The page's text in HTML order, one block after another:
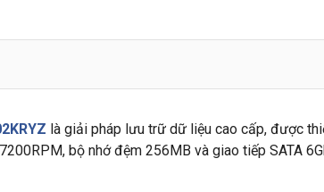
là giải pháp lưu trữ dữ liệu cao cấp, được
bộ nhớ đệm 256MB và giao tiếp SATA